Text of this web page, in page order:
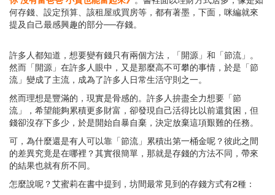
何存錢、設定預算、該租屋或買房等，都有著墨，下面，咪編就來
提及自己最感興趣的部分──存錢。
許多人都知道，想要變有錢只有兩個方法，「開源」和「節流」。
然而「開源」在許多人眼中，又是那麼高不可攀的事情，於是「節
流」變成了主流，成為了許多人日常生活守則之一。
然而理想是豐滿的，現實是骨感的。許多人拚盡全力想要「節
流」，希望能夠累積更多財富，卻發現自己活得比以前還貧困，但
錢卻沒存下多少，於是開始自暴自棄，決定放棄這項艱難的任務。
可，為什麼還是有人可以靠「節流」累積出第一桶金呢？彼此之間
的差異究竟是在哪裡？其實很簡單，那就是存錢的方法不同，帶來
的結果也就有所不同。
怎麼說呢？艾蜜莉在書中提到，坊間最常見到的存錢方式有2種：